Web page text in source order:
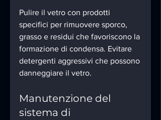
Pulire il vetro con prodotti
specifici per rimuovere sporco,
grasso e residui che favoriscono la
formazione di condensa. Evitare
detergenti aggressivi che possono
danneggiare il vetro.
Manutenzione del
sistema di